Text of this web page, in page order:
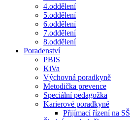
4.oddělení
5.oddělení
6.oddělení
7.oddělení
8.oddělení
Poradenství
PBIS
KiVa
Výchovná poradkyně
Metodička prevence
Speciální pedagožka
Karierové poradkyně
Přijímací řízení na SŠ